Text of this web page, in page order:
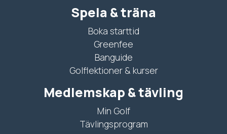
Spela & träna
Boka starttid
Greenfee
Banguide
Golflektioner & kurser
Medlemskap & tävling
Min Golf
Tävlingsprogram